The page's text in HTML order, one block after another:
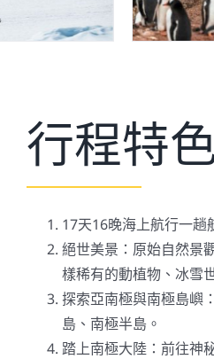
行程特
17天16晚海上航行一趟
絕世美景：原始自然景
樣稀有的動植物、冰雪
探索亞南極與南極島嶼
島、南極半島。
踏上南極大陸：前往神